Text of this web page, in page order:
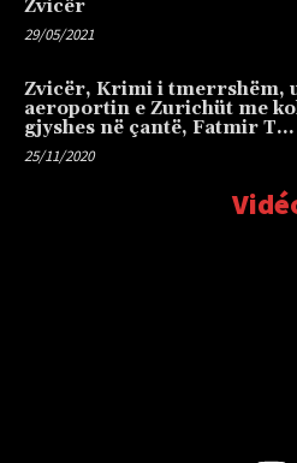
Zvicër
29/05/2021
Zvicër, Krimi i tmerrshëm,
aeroportin e Zurichüt me
gjyshes në çantë, Fatmir T…
25/11/2020